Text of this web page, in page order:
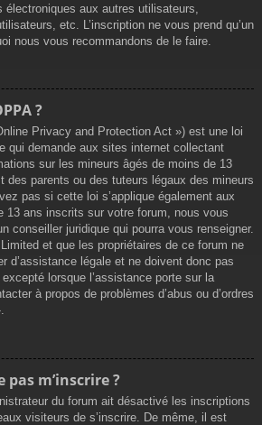
électroniques aux autres utilisateurs,
etc. L’inscription ne vous prend qu’un
nous vous recommandons de le faire.
?
Privacy and Protection Act ») est une loi
qui demande aux sites internet collectant
sur les mineurs âgés de moins de 13
des parents ou des tuteurs légaux des mineurs
pas si cette loi s’applique également aux
13 ans inscrits sur votre forum, nous vous
conseiller juridique qui pourra vous renseigner.
et que les propriétaires de ce forum ne
d’assistance légale et ne doivent donc pas
lorsque l’assistance porte sur la
à propos de problèmes d’abus ou d’ordres
m’inscrire ?
du forum ait désactivé les inscriptions
visiteurs de s’inscrire. De même, il est